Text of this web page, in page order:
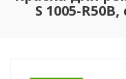
S 1005-